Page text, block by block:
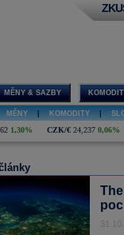
MĚNY & SAZBY
MĚNY KOMODITY
1,30% CZK/€ 24,237 0,06%